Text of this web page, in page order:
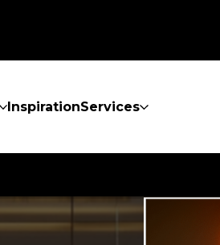
InspirationServices